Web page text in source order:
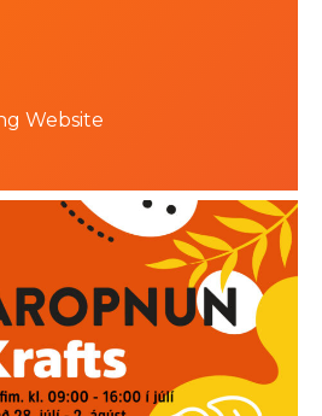
Website